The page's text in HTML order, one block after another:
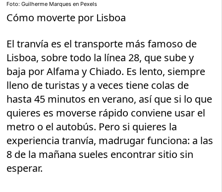
Foto: Guilherme Marques en Pexels
Cómo moverte por Lisboa
El tranvía es el transporte más famoso de
Lisboa, sobre todo la línea 28, que sube y
baja por Alfama y Chiado. Es lento, siempre
lleno de turistas y a veces tiene colas de
hasta 45 minutos en verano, así que si lo que
quieres es moverse rápido conviene usar el
metro o el autobús. Pero si quieres la
experiencia tranvía, madrugar funciona: a las
8 de la mañana sueles encontrar sitio sin
esperar.